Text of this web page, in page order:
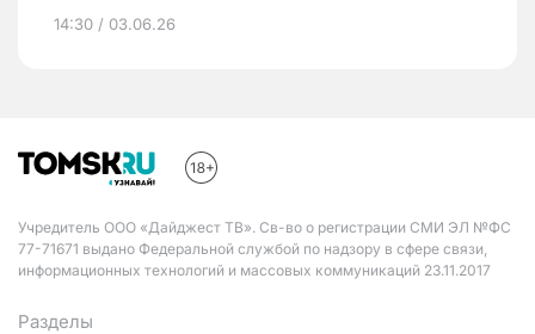
14:30 / 03.06.26
Учредитель ООО «Дайджест ТВ». Св-во о регистрации СМИ ЭЛ №ФС
77-71671 выдано Федеральной службой по надзору в сфере связи,
информационных технологий и массовых коммуникаций 23.11.2017
Разделы